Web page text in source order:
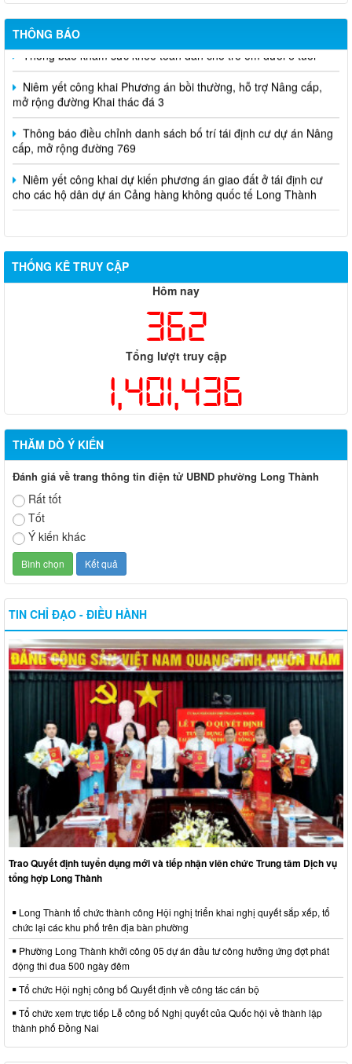
Thông báo điều chỉnh danh sách bố trí tái định cư dự án Nâng
cấp, mở rộng đường 769
Niêm yết công khai dự kiến phương án giao đất ở tái định cư
cho các hộ dân dự án Cảng hàng không quốc tế Long Thành
THỐNG KÊ TRUY CẬP
Hôm nay
362
1,401,436
Đánh giá về trang thông tin điện tử UBND phường Long Thành
Tốt
Ý kiến khác
TIN CHỈ ĐẠO - ĐIỀU HÀNH
Trao Quyết định tuyển dụng mới và tiếp nhận viên chức Trung tâm Dịch vụ
tổng hợp Long Thành
Long Thành tổ chức thành công Hội nghị triển khai nghị quyết sắp xếp, tổ
chức lại các khu phố trên địa bàn phường
động thi đua 500 ngày đêm
Tổ chức xem trực tiếp Lễ công bố Nghị quyết của Quốc hội về thành lập
thành phố Đồng Nai
CHẾ ĐỘ, CHÍNH SÁCH - QUY ĐỊNH MỚI